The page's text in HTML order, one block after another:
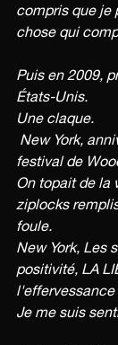
compris que je
chose qui
Puis en 2009,
États-Unis.
Une claque.
festival de
On topait de la
ziplocks
foule.
New York, Les
positivité, LA
l'effervessance
Je me suis